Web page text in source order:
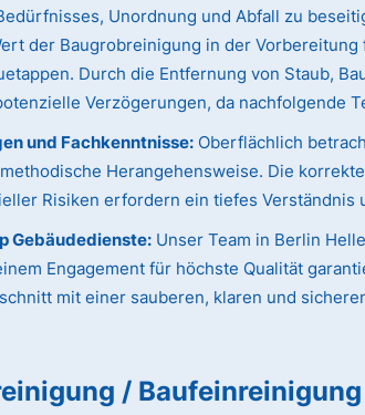
Unordnung und Abfall zu
der Baugrobreinigung in der Vorbereitung
Durch die Entfernung von Staub,
Verzögerungen, da nachfolgende
und Fachkenntnisse: Oberflächlich
Herangehensweise. Die
Risiken erfordern ein tiefes Verständnis
Gebäudedienste: Unser Team in Berlin
Engagement für höchste Qualität
mit einer sauberen, klaren und
/ Baufeinreinigung